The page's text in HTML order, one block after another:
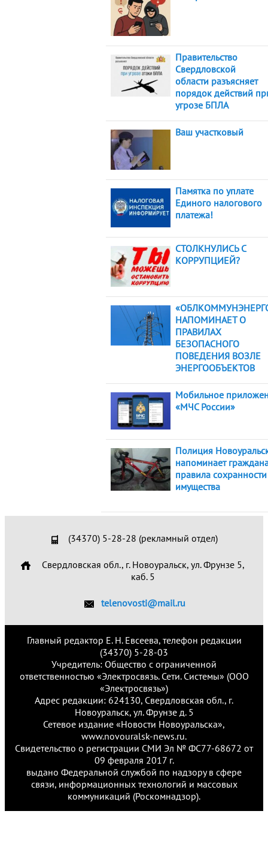
Правительство
Свердловской
области разъясняет
порядок действий
угрозе БПЛА
Ваш участковый
Памятка по уплате
Единого налогового
платежа!
СТОЛКНУЛИСЬ С
КОРРУПЦИЕЙ?
НАПОМИНАЕТ О
ПРАВИЛАХ
БЕЗОПАСНОГО
ПОВЕДЕНИЯ ВОЗЛЕ
ЭНЕРГООБЪЕКТОВ
Мобильное
«МЧС России»
Полиция
напоминает
правила сохранности
имущества
(34370) 5-28-28 (рекламный отдел)
Свердловская обл., г. Новоуральск, ул. Фрунзе 5,
каб. 5
telenovosti@mail.ru
Главный редактор Е. Н. Евсеева, телефон редакции
(34370) 5-28-03
Учредитель: Общество с ограниченной
ответственностью «Электросвязь. Сети. Системы» (ООО
«Электросвязь»)
Адрес редакции: 624130, Свердловская обл., г.
Новоуральск, ул. Фрунзе д. 5
Сетевое издание «Новости Новоуральска»,
www.novouralsk-news.ru.
Свидетельство о регистрации СМИ Эл № ФС77-68672 от
09 февраля 2017 г.
выдано Федеральной службой по надзору в сфере
связи, информационных технологий и массовых
коммуникаций (Роскомнадзор).